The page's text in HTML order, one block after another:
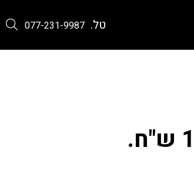
טל. 077-231-9987